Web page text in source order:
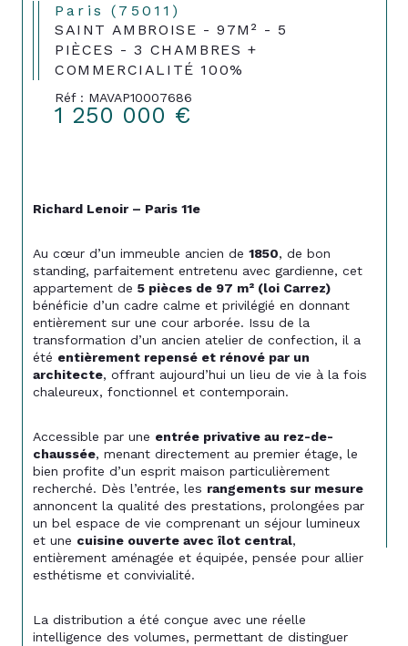
Paris (75011)
SAINT AMBROISE - 97M² - 5
PIÈCES - 3 CHAMBRES +
COMMERCIALITÉ 100%
Réf : MAVAP10007686
1 250 000 €
Richard Lenoir – Paris 11e
Au cœur d’un immeuble ancien de 1850, de bon
standing, parfaitement entretenu avec gardienne, cet
appartement de 5 pièces de 97 m² (loi Carrez)
bénéficie d’un cadre calme et privilégié en donnant
entièrement sur une cour arborée. Issu de la
transformation d’un ancien atelier de confection, il a
été entièrement repensé et rénové par un
architecte, offrant aujourd’hui un lieu de vie à la fois
chaleureux, fonctionnel et contemporain.
Accessible par une entrée privative au rez-de-
chaussée, menant directement au premier étage, le
bien profite d’un esprit maison particulièrement
recherché. Dès l’entrée, les rangements sur mesure
annoncent la qualité des prestations, prolongées par
un bel espace de vie comprenant un séjour lumineux
et une cuisine ouverte avec îlot central,
entièrement aménagée et équipée, pensée pour allier
esthétisme et convivialité.
La distribution a été conçue avec une réelle
intelligence des volumes, permettant de distinguer